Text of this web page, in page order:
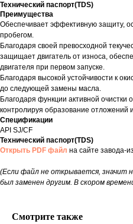
Технический паспорт(TDS)
Преимущества
Обеспечивает эффективную защиту,
пробегом.
Благодаря своей превосходной
защищает двигатель от износа,
двигателя при первом запуске.
Благодаря высокой устойчивости к
до следующей замены масла.
Благодаря функции активной очистки
контролируя образование отложений
Спецификации
API SJ/CF
Технический паспорт(TDS)
Открыть PDF файл на сайте завода-
(Если файл не открывается, значит
был заменен другим. В скором
Смотрите также